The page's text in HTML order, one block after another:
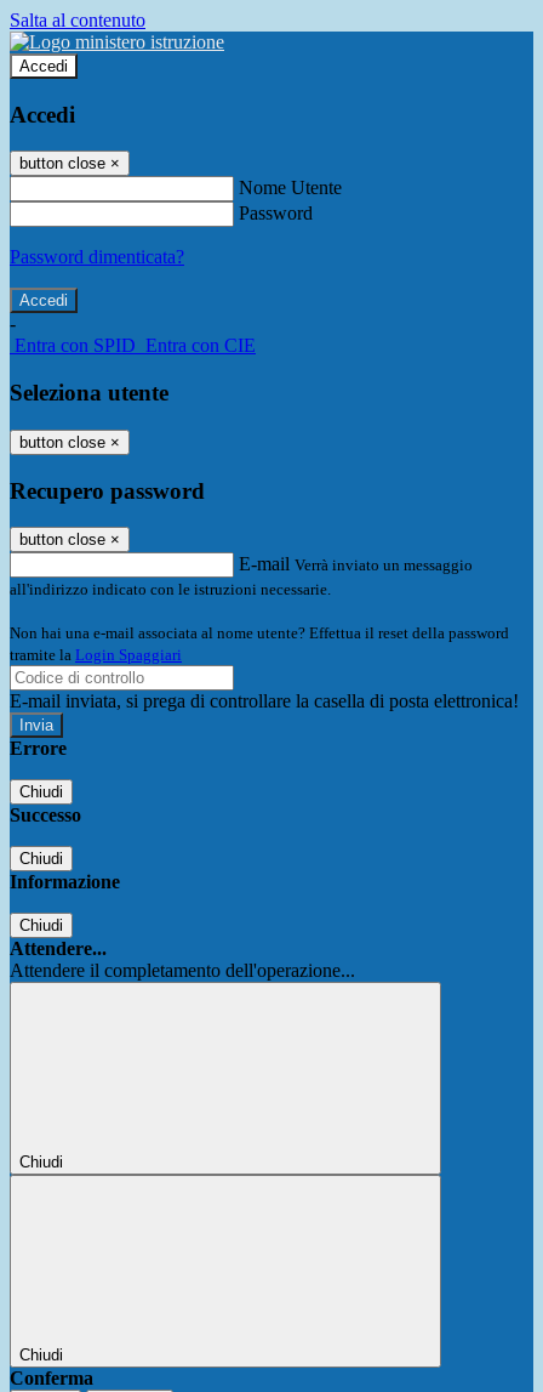
Salta al contenuto
Accedi
Accedi
button close ×
Nome Utente
Password
Password dimenticata?
-
Entra con SPID Entra con CIE
Seleziona utente
button close ×
Recupero password
button close ×
E-mail Verrà inviato un messaggio
all'indirizzo indicato con le istruzioni necessarie.
Non hai una e-mail associata al nome utente? Effettua il reset della password
tramite la Login Spaggiari
E-mail inviata, si prega di controllare la casella di posta elettronica!
Errore
Chiudi
Successo
Chiudi
Informazione
Chiudi
Attendere...
Attendere il completamento dell'operazione...
Chiudi
Chiudi
Conferma